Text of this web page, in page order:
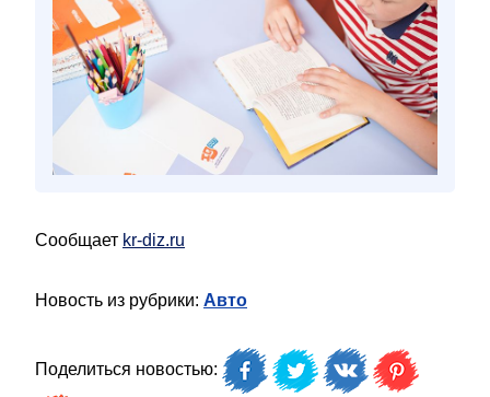
Сообщает kr-diz.ru
Новость из рубрики: Авто
Поделиться новостью: